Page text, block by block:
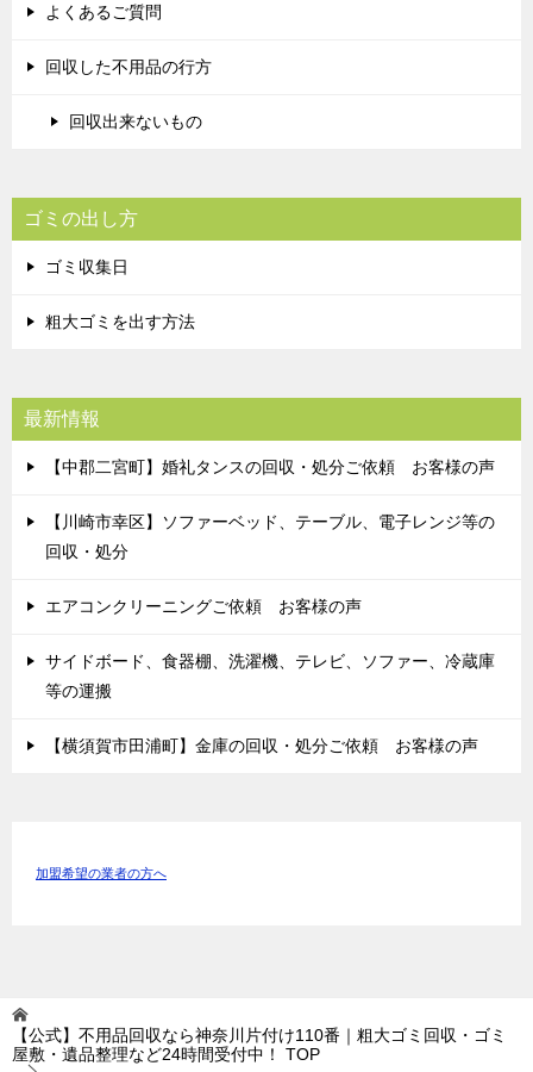
よくあるご質問
回収した不用品の行方
回収出来ないもの
ゴミの出し方
ゴミ収集日
粗大ゴミを出す方法
最新情報
【中郡二宮町】婚礼タンスの回収・処分ご依頼 お客様の声
【川崎市幸区】ソファーベッド、テーブル、電子レンジ等の
回収・処分
エアコンクリーニングご依頼 お客様の声
サイドボード、食器棚、洗濯機、テレビ、ソファー、冷蔵庫
等の運搬
【横須賀市田浦町】金庫の回収・処分ご依頼 お客様の声
加盟希望の業者の方へ
【公式】不用品回収なら神奈川片付け110番｜粗大ゴミ回収・ゴミ
屋敷・遺品整理など24時間受付中！
TOP